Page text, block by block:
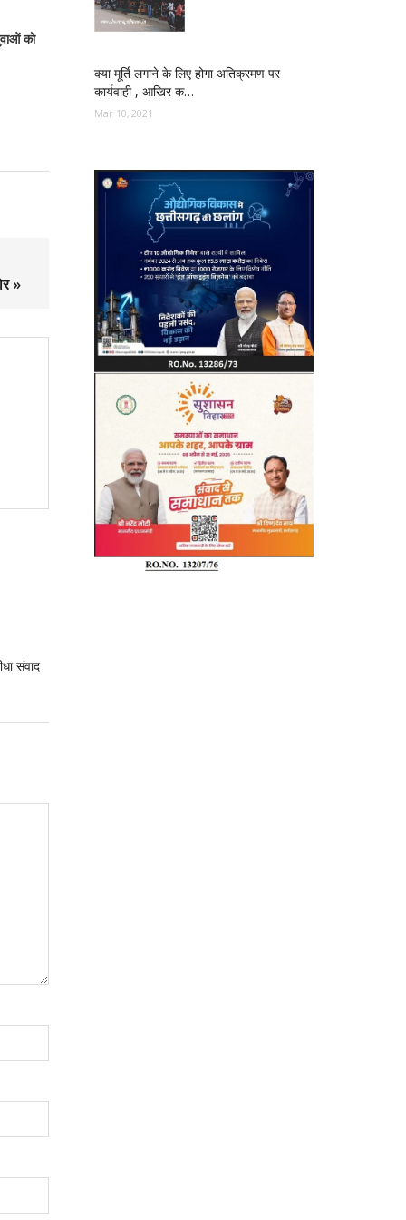
को
»
संवाद
क्या मूर्ति लगाने के लिए होगा अतिक्रमण पर
कार्यवाही , आखिर क…
Mar 10, 2021